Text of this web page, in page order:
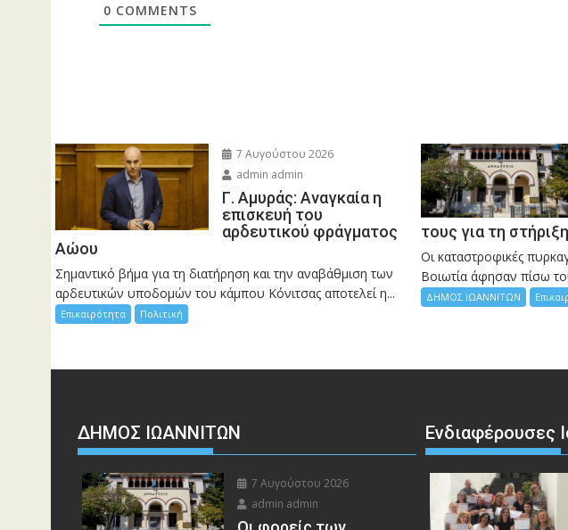
0 COMMENTS
7 Αυγούστου 2026
admin admin
Γ. Αμυράς: Αναγκαία η
επισκευή του
αρδευτικού φράγματος
Αώου
Σημαντικό βήμα για τη διατήρηση και την αναβάθμιση των
αρδευτικών υποδομών του κάμπου Κόνιτσας αποτελεί η...
Επικαιρότητα Πολιτική
τους για τη
Οι καταστροφικές
Bοιωτία άφησαν πίσω
ΔΗΜΟΣ ΙΩΑΝΝΙΤΩΝ
ΔΗΜΟΣ ΙΩΑΝΝΙΤΩΝ
7 Αυγούστου 2026
admin admin
Ενδιαφέρουσες